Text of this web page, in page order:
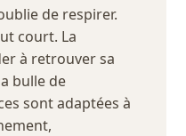
de respirer.
court. La
à retrouver sa
bulle de
sont adaptées à